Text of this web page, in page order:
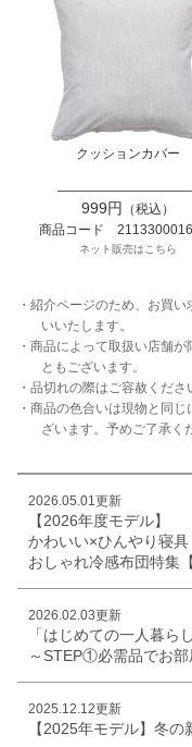
クッションカバー
999円
（税込）
商品コード
ネット販売はこちら
・紹介ページのため、お買
いいたします。
・商品によって取扱い店舗
ともございます。
・品切れの際はご容赦くださ
・商品の色合いは現物と同
ざいます。予めご了承く
2026.05.01更新
【2026年度モデル】
かわいい×ひんやり寝具
おしゃれ冷感布団特集
2026.02.03更新
「はじめての一人暮
～STEP①必需品でお部
2025.12.12更新
【2025年モデル】冬